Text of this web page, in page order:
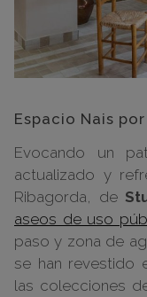
Espacio Nais
Evocando un
actualizado y
Ribagorda, de
aseos de uso
paso y zona de
se han revestido
las colecciones